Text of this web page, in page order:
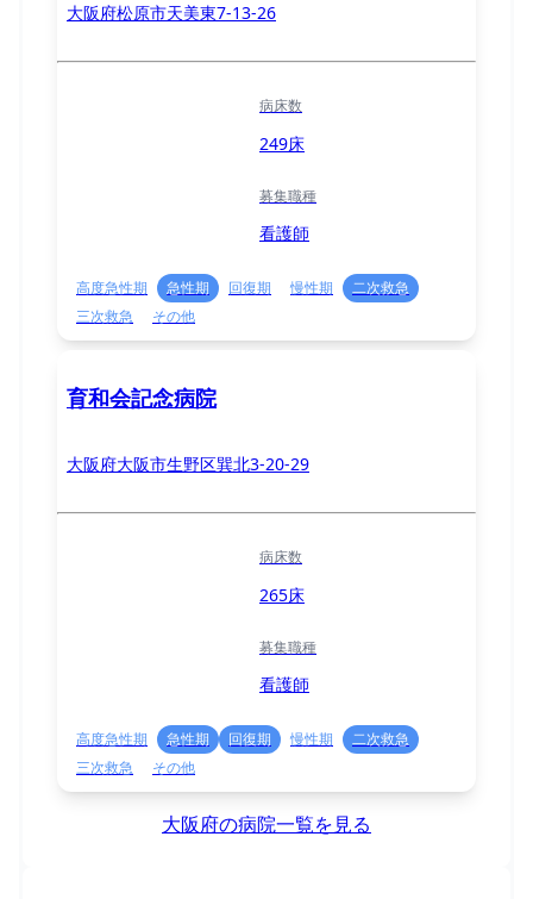
大阪府松原市天美東7-13-26
病床数
249床
募集職種
看護師
高度急性期 急性期 回復期 慢性期
二次救急
三次救急
その他
育和会記念病院
大阪府大阪市生野区巽北3-20-29
病床数
265床
募集職種
看護師
高度急性期 急性期 回復期 慢性期
二次救急
三次救急
その他
大阪府の病院一覧を見る